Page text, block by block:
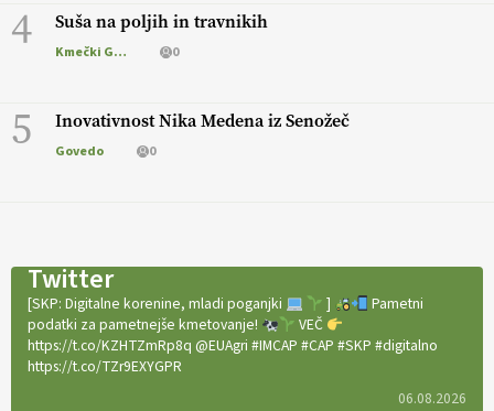
4 Suša na poljih in travnikih
Kmečki Glas 0
5 Inovativnost Nika Medena iz Senožeč
Govedo 0
Twitter
[SKP: Digitalne korenine, mladi poganjki ]
Pametni
podatki za pametnejše kmetovanje!
VEČ
https://t.co/KZHTZmRp8q @EUAgri #IMCAP #CAP #SKP #digitalno
https://t.co/TZr9EXYGPR
06.08.2026